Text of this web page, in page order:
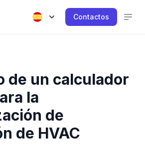
Contactos
de un calculador
la
de
de HVAC